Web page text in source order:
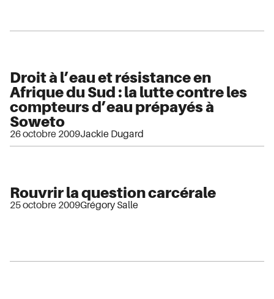
Droit à l’eau et résistance en
Afrique du Sud : la lutte contre les
compteurs d’eau prépayés à
Soweto
26 octobre 2009Jackie Dugard
Rouvrir la question carcérale
25 octobre 2009Grégory Salle